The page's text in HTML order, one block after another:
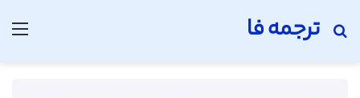
ترجمه فا
جستجو برای